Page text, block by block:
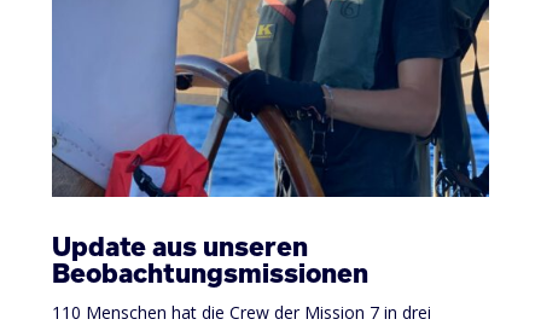
Update aus unseren
Beobachtungsmissionen
110 Menschen hat die Crew der Mission 7 in drei